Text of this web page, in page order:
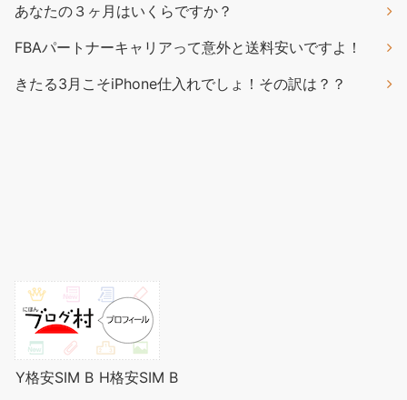
あなたの３ヶ月はいくらですか？
FBAパートナーキャリアって意外と送料安いですよ！
きたる3月こそiPhone仕入れでしょ！その訳は？？
Y格安SIM B H格安SIM B